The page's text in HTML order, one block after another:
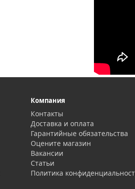
Компания
Контакты
Доставка и оплата
Гарантийные обязательства
Оцените магазин
Вакансии
Статьи
Политика